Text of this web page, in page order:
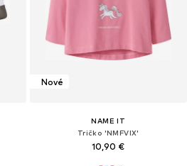
Nové
NAME IT
Tričko 'NMFVIX'
10,90 €